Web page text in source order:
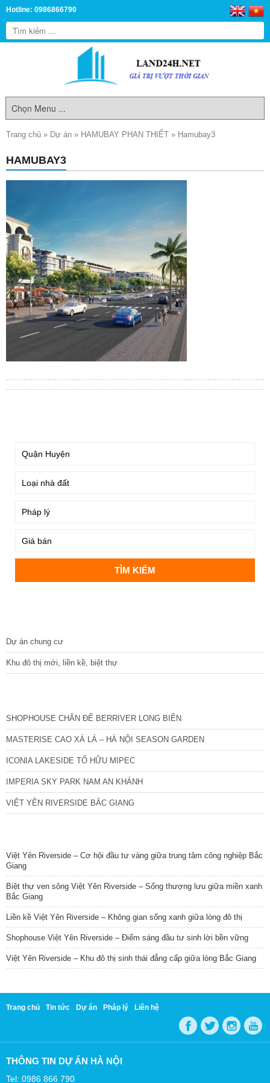
Hotline: 0986866790
Trang chủ » Dự án » HAMUBAY PHAN THIẾT » Hamubay3
HAMUBAY3
Dự án chung cư
Khu đô thị mới, liền kề, biệt thự
SHOPHOUSE CHÂN ĐẾ BERRIVER LONG BIÊN
MASTERISE CAO XÀ LÁ – HÀ NỘI SEASON GARDEN
ICONIA LAKESIDE TỐ HỮU MIPEC
IMPERIA SKY PARK NAM AN KHÁNH
VIỆT YÊN RIVERSIDE BẮC GIANG
Việt Yên Riverside – Cơ hội đầu tư vàng giữa trung tâm công nghiệp Bắc
Giang
Biệt thự ven sông Việt Yên Riverside – Sống thượng lưu giữa miền xanh
Bắc Giang
Liền kề Việt Yên Riverside – Không gian sống xanh giữa lòng đô thị
Shophouse Việt Yên Riverside – Điểm sáng đầu tư sinh lời bền vững
Việt Yên Riverside – Khu đô thị sinh thái đẳng cấp giữa lòng Bắc Giang
Trang chủ Tin tức Dự án Pháp lý Liên hệ
THÔNG TIN DỰ ÁN HÀ NỘI
Tel: 0986 866 790